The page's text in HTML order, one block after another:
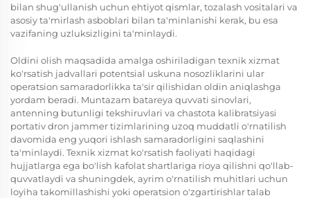
bilan shug'ullanish uchun ehtiyot qismlar, tozalash vositalari va
asosiy ta'mirlash asboblari bilan ta'minlanishi kerak, bu esa
vazifaning uzluksizligini ta'minlaydi.
Oldini olish maqsadida amalga oshiriladigan texnik xizmat
ko'rsatish jadvallari potentsial uskuna nosozliklarini ular
operatsion samaradorlikka ta'sir qilishidan oldin aniqlashga
yordam beradi. Muntazam batareya quvvati sinovlari,
antenning butunligi tekshiruvlari va chastota kalibratsiyasi
portativ dron jammer tizimlarining uzoq muddatli o'rnatilish
davomida eng yuqori ishlash samaradorligini saqlashini
ta'minlaydi. Texnik xizmat ko'rsatish faoliyati haqidagi
hujjatlarga ega bo'lish kafolat shartlariga rioya qilishni qo'llab-
quvvatlaydi va shuningdek, ayrim o'rnatilish muhitlari uchun
loyiha takomillashishi yoki operatsion o'zgartirishlar talab